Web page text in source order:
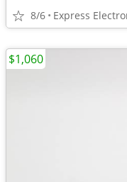
8/6 Express
$1,060